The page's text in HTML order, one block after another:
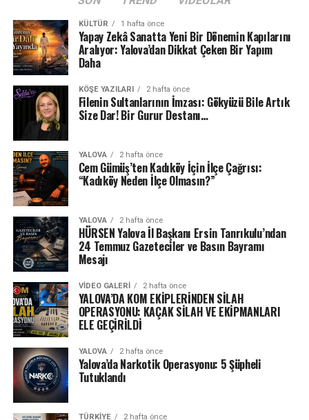
KÜLTÜR 1 hafta önce
Yapay Zekâ Sanatta Yeni Bir Dönemin Kapılarını
Aralıyor: Yalova’dan Dikkat Çeken Bir Yapım
Daha
KÖŞE YAZILARI 2 hafta önce
Filenin Sultanlarının İmzası: Gökyüzü Bile Artık
Size Dar! Bir Gurur Destanı…
YALOVA 2 hafta önce
Cem Gümüş’ten Kadıköy İçin İlçe Çağrısı:
“Kadıköy Neden İlçe Olmasın?”
YALOVA 2 hafta önce
HÜRSEN Yalova İl Başkanı Ersin Tanrıkulu’ndan
24 Temmuz Gazeteciler ve Basın Bayramı
Mesajı
VIDEO GALERI 2 hafta önce
YALOVA’DA KOM EKİPLERİNDEN SİLAH
OPERASYONU: KAÇAK SİLAH VE EKİPMANLARI
ELE GEÇİRİLDİ
YALOVA 2 hafta önce
Yalova’da Narkotik Operasyonu: 5 Şüpheli
Tutuklandı
TÜRKIYE 2 hafta önce